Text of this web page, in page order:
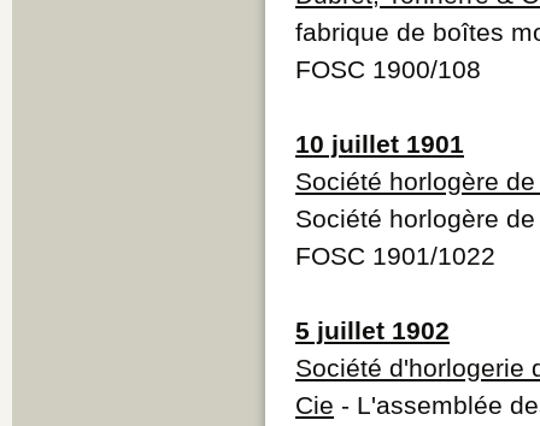
fabrique de boîtes
FOSC 1900/108
10 juillet 1901
Société horlogère
Société horlogère
FOSC 1901/1022
5 juillet 1902
Société d'horlogerie
Cie - L'assemblée